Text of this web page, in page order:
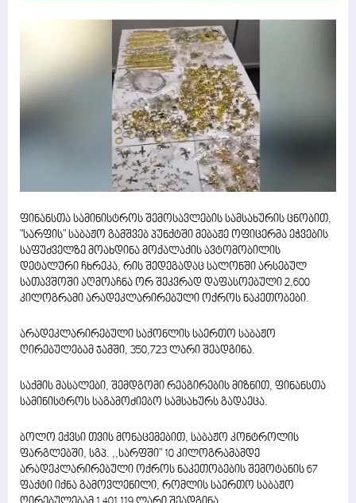
ფინანსთა სამინისტროს შემოსავლების სამსახურის ცნობით,
"სარფის" საბაჟო გამშვებ პუნქტში მებაჟე ოფიცერმა ეჭვების
საფუძველზე მოახდინა მოქალაქის ავტომობილის
დეტალური ჩხრეკა, რის შედეგადაც სალონში არსებულ
სათავშოში აღმოაჩნა ორ შეკვრად დაფასოებული 2,600
კილოგრამი არადეკლარირებული ოქროს ნაკეთობები.
არადეკლარირებული საქონლის საერთო საბაჟო
ღირებულებამ ჯამში, 350,723 ლარი შეადგინა.
საქმის მასალები, შემდგომი რეაგირების მიზნით, ფინანსთა
სამინისტროს საგამოძიებო სამსახურს გადაეცა.
ბოლო ექვსი თვის მონაცემებით, საბაჟო კონტროლის
ფარგლებში, სგპ. ,,სარფში" 10 კილოგრამამდე
არადეკლარირებული ოქროს ნაკეთობების შემოტანის 67
ფაქტი იქნა გამოვლენილი, რომლის საერთო საბაჟო